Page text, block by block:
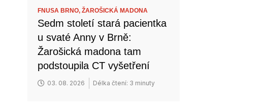
FNUSA BRNO,ŽAROŠICKÁ MADONA
Sedm století stará pacientka
u svaté Anny v Brně:
Žarošická madona tam
podstoupila CT vyšetření
03. 08. 2026 Délka čtení: 3 minuty